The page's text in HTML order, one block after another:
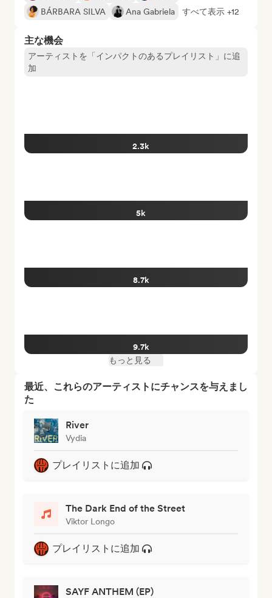
BÁRBARA SILVA
Ana Gabriela すべて表示 +12
主な機会
アーティストを「インパクトのあるプレイリスト」に追
加
2.3k
5k
8.7k
9.7k
もっと見る
最近、これらのアーティストにチャンスを与えまし
た
River
Vydia
プレイリストに追加
The Dark End of the Street
Viktor Longo
プレイリストに追加
SAYF ANTHEM (EP)